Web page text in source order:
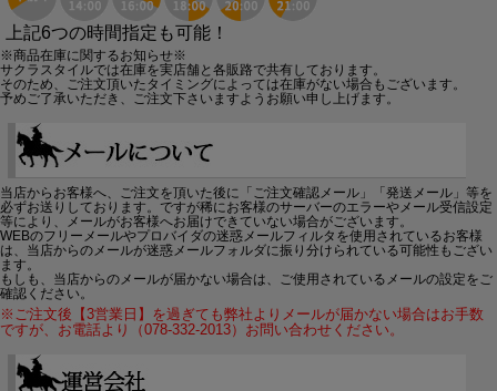
上記6つの時間指定も可能！
※商品在庫に関するお知らせ※
サクラスタイルでは在庫を実店舗と各販路で共有しております。
そのため、ご注文頂いたタイミングによっては在庫がない場合もございます。
予めご了承いただき、ご注文下さいますようお願い申し上げます。
当店からお客様へ、ご注文を頂いた後に「ご注文確認メール」「発送メール」等を
必ずお送りしております。ですが稀にお客様のサーバーのエラーやメール受信設定
等により、メールがお客様へお届けできていない場合がございます。
WEBのフリーメールやプロバイダの迷惑メールフィルタを使用されているお客様
は、当店からのメールが迷惑メールフォルダに振り分けられている可能性もござい
ます。
もしも、当店からのメールが届かない場合は、ご使用されているメールの設定をご
確認ください。
※ご注文後【3営業日】を過ぎても弊社よりメールが届かない場合はお手数
ですが、お電話より（078-332-2013）お問い合わせください。